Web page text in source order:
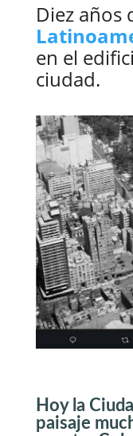
Diez años
en el
ciudad.
Hoy la
paisaje